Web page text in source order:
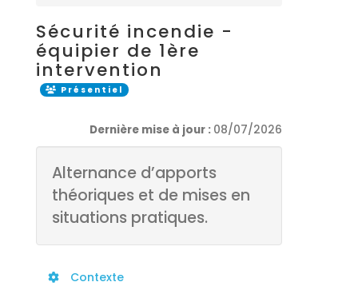
Sécurité incendie -
équipier de 1ère
intervention
Présentiel
Dernière mise à jour : 08/07/2026
Alternance d’apports
théoriques et de mises en
situations pratiques.
Contexte